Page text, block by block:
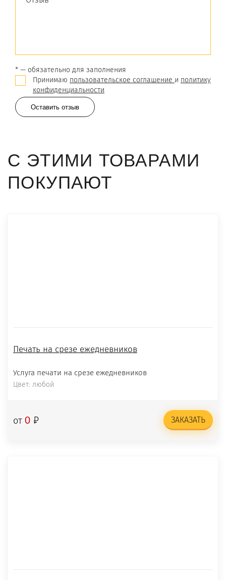
* — обязательно для заполнения
Принимаю пользовательское соглашение и политику
конфиденциальности
Оставить отзыв
С ЭТИМИ ТОВАРАМИ
ПОКУПАЮТ
Печать на срезе ежедневников
Услуга печати на срезе ежедневников
Цвет: любой
от 0 ₽ ЗАКАЗАТЬ